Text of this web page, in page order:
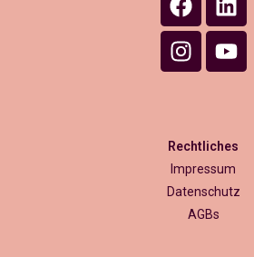
Rechtliches
Impressum
Datenschutz
AGBs